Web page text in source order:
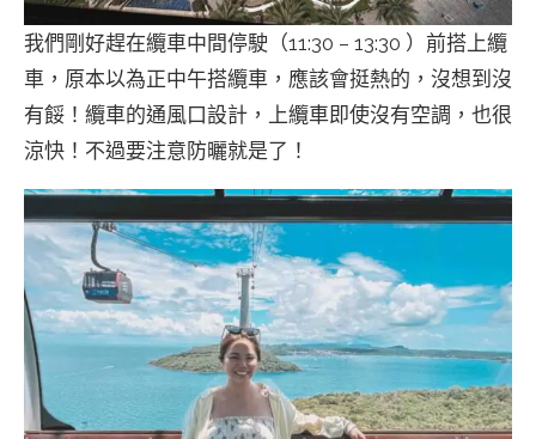
我們剛好趕在纜車中間停駛（11:30 – 13:30 ）前搭上纜
車，原本以為正中午搭纜車，應該會挺熱的，沒想到沒
有餒！纜車的通風口設計，上纜車即使沒有空調，也很
涼快！不過要注意防曬就是了！